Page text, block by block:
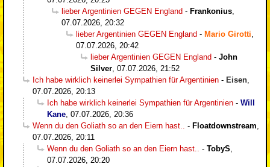
lieber Argentinien GEGEN England - Frankonius
07.07.2026, 20:32
lieber Argentinien GEGEN England - Mario Girotti
07.07.2026, 20:42
lieber Argentinien GEGEN England - John
Silver 07.07.2026, 21:52
Ich habe wirklich keinerlei Sympathien für Argentinien - Eisen
07.07.2026, 20:13
Ich habe wirklich keinerlei Sympathien für Argentinien - Will
Kane 07.07.2026, 20:36
Wenn du den Goliath so an den Eiern hast..
- Floatdownstream
07.07.2026, 20:11
Wenn du den Goliath so an den Eiern hast..
- TobyS
07.07.2026, 20:20